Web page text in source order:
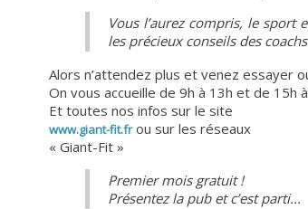
Vous l’aurez compris, le sport
les précieux conseils des
Alors n’attendez plus et venez essayer
On vous accueille de 9h à 13h et de 15h
Et toutes nos infos sur le site
www.giant-fit.frou sur les réseaux
« Giant-Fit »
Premier mois gratuit !
Présentez la pub et c’est parti...